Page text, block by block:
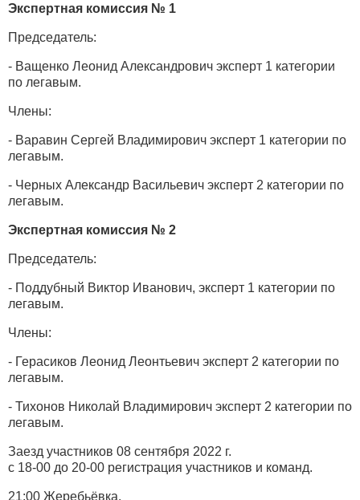
Экспертная комиссия № 1
Председатель:
- Ващенко Леонид Александрович эксперт 1 категории
по легавым.
Члены:
- Варавин Сергей Владимирович эксперт 1 категории по
легавым.
- Черных Александр Васильевич эксперт 2 категории по
легавым.
Экспертная комиссия № 2
Председатель:
- Поддубный Виктор Иванович, эксперт 1 категории по
легавым.
Члены:
- Герасиков Леонид Леонтьевич эксперт 2 категории по
легавым.
- Тихонов Николай Владимирович эксперт 2 категории по
легавым.
Заезд участников 08 сентября 2022 г.
с 18-00 до 20-00 регистрация участников и команд.
21:00 Жеребьёвка.